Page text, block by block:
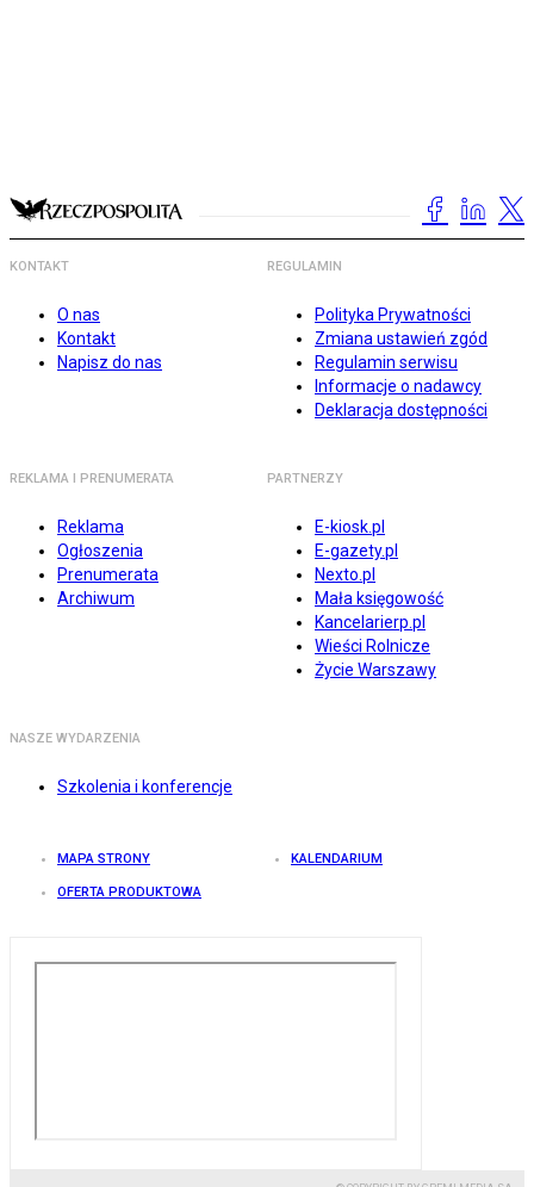
KONTAKT
O nas
Kontakt
Napisz do nas
REGULAMIN
Polityka Prywatności
Zmiana ustawień zgód
Regulamin serwisu
Informacje o nadawcy
Deklaracja dostępności
REKLAMA I PRENUMERATA
Reklama
Ogłoszenia
Prenumerata
Archiwum
PARTNERZY
E-kiosk.pl
E-gazety.pl
Nexto.pl
Mała księgowość
Kancelarierp.pl
Wieści Rolnicze
Życie Warszawy
NASZE WYDARZENIA
Szkolenia i konferencje
MAPA STRONY KALENDARIUM
OFERTA PRODUKTOWA